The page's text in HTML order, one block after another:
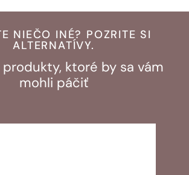
NIEČO INÉ? POZRITE SI
ALTERNATÍVY.
ktoré by sa vám
mohli páčiť